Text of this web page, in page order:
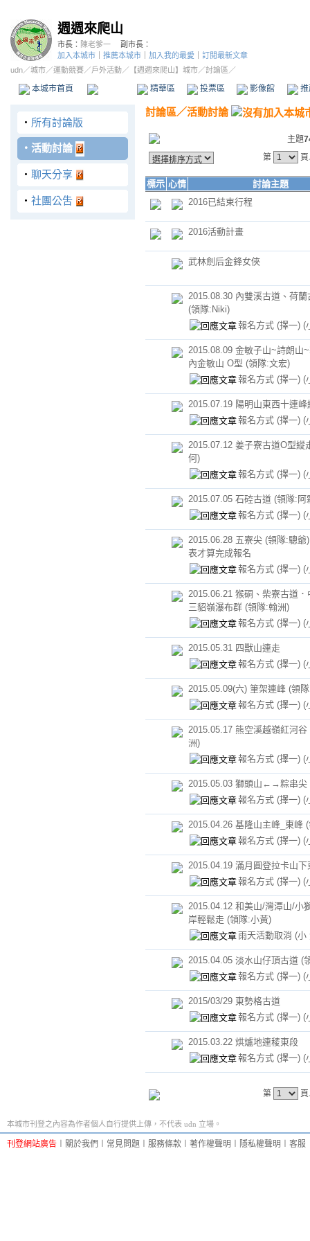
週週來爬山
市長： 陳老爹一
副市長：
加入本城市
推薦本城市 加入我的最愛
訂閱最新文章
udn／城市／運動競賽／戶外活動／ 【週週來爬山】城市／討論區／
本城市首頁 精華區 投票區 影像館
‧ 所有討論版
‧ 活動討論
‧ 聊天分享
‧ 社團公吿
討論區／活動討論
主題
第
標示 心情
討論主題
2016已結束行程
2016活動計畫
武林劍后金鋒女俠
2015.08.30 內雙溪古道、荷蘭
(領隊:Niki)
報名方式 (擇一) (
2015.08.09 金敏子山~詩朗山
內金敏山 O型 (領隊:文宏)
報名方式 (擇一) (
2015.07.19 陽明山東西十連峰
報名方式 (擇一) (
2015.07.12 姜子寮古道O型縱
何)
報名方式 (擇一) (
2015.07.05 石硿古道 (領隊:阿
報名方式 (擇一) (
2015.06.28 五寮尖 (領隊:驄爺
表才算完成報名
報名方式 (擇一) (
2015.06.21 猴硐、柴寮古道．
三貂嶺瀑布群 (領隊:翰洲)
報名方式 (擇一) (
2015.05.31 四獸山連走
報名方式 (擇一) (
2015.05.09(六) 筆架連峰 (領
報名方式 (擇一) (
2015.05.17 熊空溪越嶺紅河谷
洲)
報名方式 (擇一) (
2015.05.03 獅頭山←→粽串尖
報名方式 (擇一) (
2015.04.26 基隆山主峰_東峰
報名方式 (擇一) (
2015.04.19 滿月圓登拉卡山下
報名方式 (擇一) (
2015.04.12 和美山/灣潭山/小
岸輕鬆走 (領隊:小黃)
雨天活動取消 (小
2015.04.05 淡水山仔頂古道 (
報名方式 (擇一) (
2015/03/29 東勢格古道
報名方式 (擇一) (
2015.03.22 烘爐地連稜東段
報名方式 (擇一) (
第
本城市刊登之內容為作者個人自行提供上傳，不代表 udn 立場。
刊登網站廣告 關於我們 常見問題 服務條款 著作權聲明 隱私權聲明 客服